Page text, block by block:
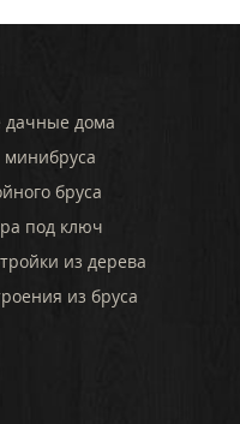
дачные дома
бруса
под ключ
из дерева
из бруса